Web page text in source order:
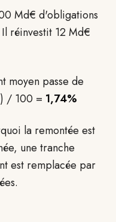
Md€ d'obligations
réinvestit 12 Md€
moyen passe de
/ 100 = 1,74%
la remontée est
une tranche
est remplacée par